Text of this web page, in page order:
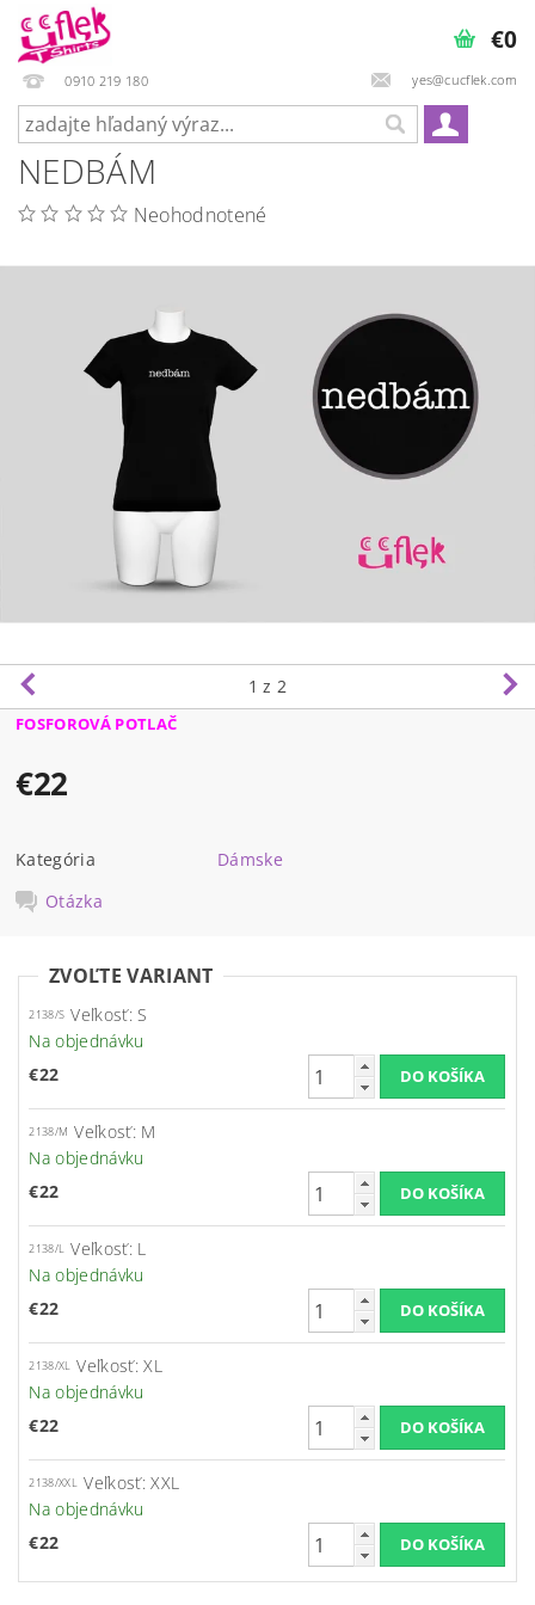
0910 219 180 yes@cucflek.com
€0
NEDBÁM
Neohodnotené
1 z 2
FOSFOROVÁ POTLAČ
€22
Kategória
Dámske
Otázka
ZVOĽTE VARIANT
2138/S Veľkosť: S
Na objednávku
€22
2138/M Veľkosť: M
Na objednávku
€22
2138/L Veľkosť: L
Na objednávku
€22
2138/XL Veľkosť: XL
Na objednávku
€22
2138/XXL Veľkosť: XXL
Na objednávku
€22